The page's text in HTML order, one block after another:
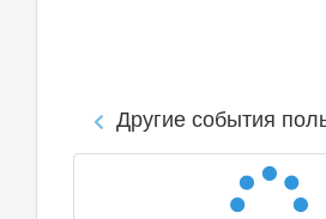
Другие события